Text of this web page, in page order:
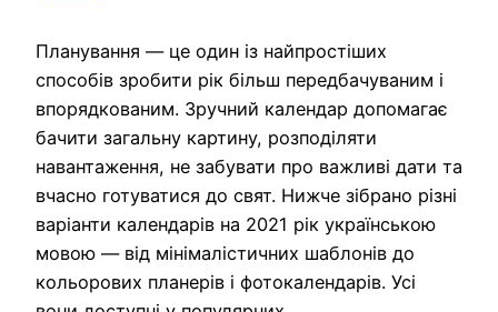
Планування — це один із найпростіших
способів зробити рік більш передбачуваним і
впорядкованим. Зручний календар допомагає
бачити загальну картину, розподіляти
навантаження, не забувати про важливі дати та
вчасно готуватися до свят. Нижче зібрано різні
варіанти календарів на 2021 рік українською
мовою — від мінімалістичних шаблонів до
кольорових планерів і фотокалендарів. Усі